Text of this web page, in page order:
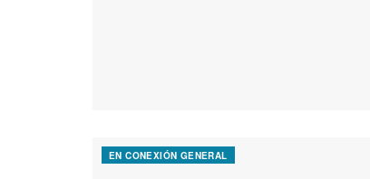
EN CONEXIÓN GENERAL